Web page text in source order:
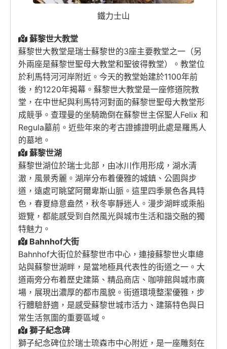
鐵力士山
蘇黎世大教堂
蘇黎世大教堂是瑞士蘇黎世的3座主要教堂之一（另
外兩座是蘇黎世聖母大教堂和聖彼得教堂）。教堂位
於利馬特河河岸附近。今天的教堂始建於1100年前
後，約1220年揭幕。蘇黎世大教堂是一座修道院教
堂，在中世紀與利馬特河對面的蘇黎世聖母大教堂形
成競爭。查理曼的坐騎跪倒在蘇黎世主保聖人Felix 和
Regula墓前。近些年來的考古證據證明此處是羅馬人
的墓地。
蘇黎世湖
蘇黎世湖位於瑞士北部，由冰川作用形成，湖水清
澈，風景秀麗。湖岸分布着優雅的城鎮、公園與步
道，遠處可眺望阿爾卑斯山脈。這里四季景色各具特
色，春夏綠意盎然，秋冬寧靜迷人。漫步湖畔或乘船
遊覽，都能感受到自然風光與城市生活和諧交融的獨
特魅力。
Bahnhof大街
Bahnhof大街位於蘇黎世市中心，連接蘇黎世火車總
站與蘇黎世湖畔，是當地極具代表性的街道之一。大
道兩旁分布着歷史建築、精品商店、咖啡館與城市廣
場，展現出濃厚的都市風貌。街道環境整潔優雅，步
行體驗舒適，是感受蘇黎世城市活力、建築特色與日
常生活氛圍的重要區域。
獅子紀念碑
獅子紀念碑位於瑞士琉森市中心附近，是一座雕刻在